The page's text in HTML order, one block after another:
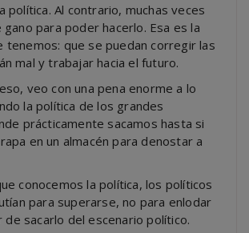
Al contrario, muchas veces
gano para poder hacerlo. Esa es la
tenemos: que se puedan corregir las
mal y trabajar hacia el futuro.
veo con una pena enorme a lo
la política de los grandes
prácticamente sacamos hasta si
en un almacén para denostar a
conocemos la política, los políticos
para superarse, no para enlodar
sacarlo del escenario político.